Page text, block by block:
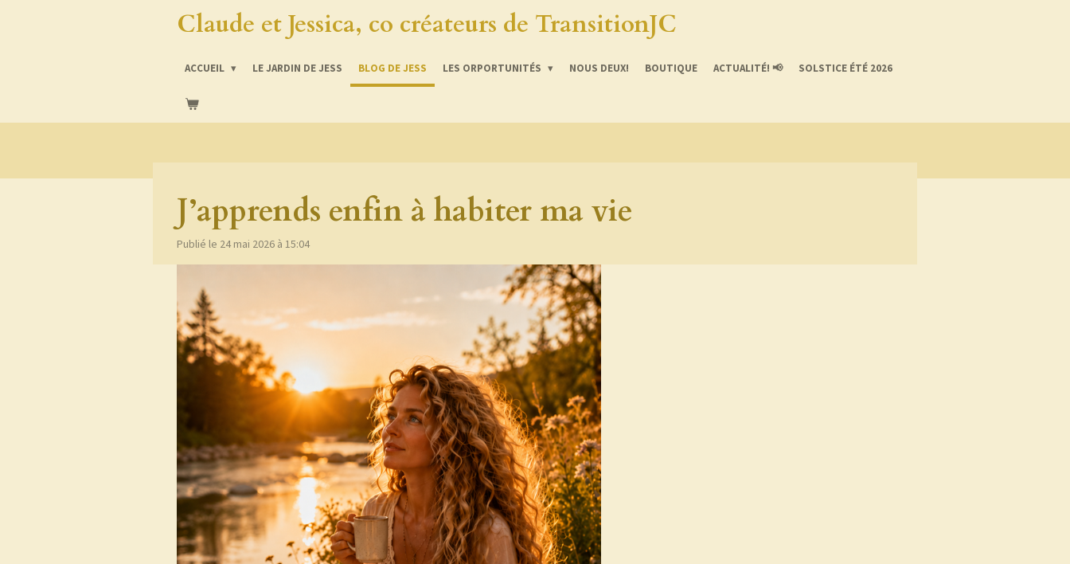
Claude et Jessica, co créateurs de TransitionJC
ACCUEIL LE JARDIN DE JESS BLOG DE JESS LES ORPORTUNITÉS NOUS DEUX! BOUTIQUE ACTUALITÉ! 📢 SOLSTICE ÉTÉ 2026
J’apprends enfin à habiter ma vie
Publié le 24 mai 2026 à 15:04